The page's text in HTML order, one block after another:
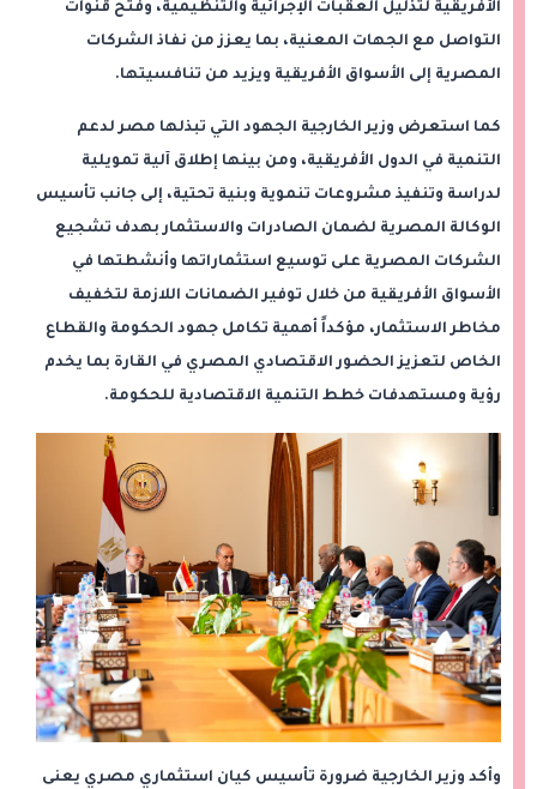
الأفريقية لتذليل العقبات الإجرائية والتنظيمية، وفتح قنوات
التواصل مع الجهات المعنية، بما يعزز من نفاذ الشركات
المصرية إلى الأسواق الأفريقية ويزيد من تنافسيتها.
كما استعرض وزير الخارجية الجهود التي تبذلها مصر لدعم
التنمية في الدول الأفريقية، ومن بينها إطلاق آلية تمويلية
لدراسة وتنفيذ مشروعات تنموية وبنية تحتية، إلى جانب تأسيس
الوكالة المصرية لضمان الصادرات والاستثمار بهدف تشجيع
الشركات المصرية على توسيع استثماراتها وأنشطتها في
الأسواق الأفريقية من خلال توفير الضمانات اللازمة لتخفيف
مخاطر الاستثمار، مؤكداً أهمية تكامل جهود الحكومة والقطاع
الخاص لتعزيز الحضور الاقتصادي المصري في القارة بما يخدم
رؤية ومستهدفات خطط التنمية الاقتصادية للحكومة.
وأكد وزير الخارجية ضرورة تأسيس كيان استثماري مصري يعنى